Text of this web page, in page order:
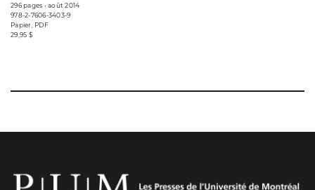
296 pages • août 2014
978-2-7606-3403-9
Papier, PDF
29,95 $